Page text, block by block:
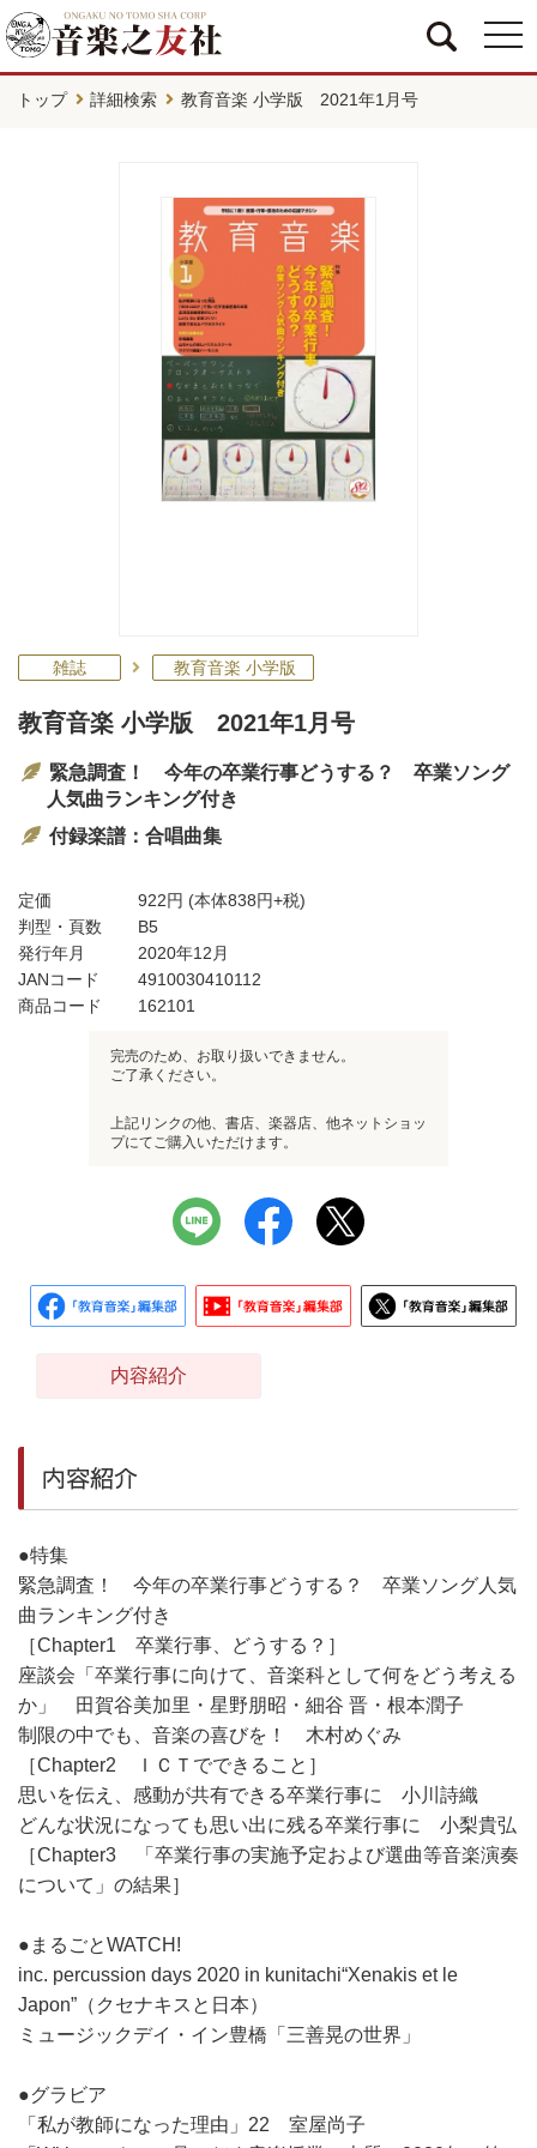
トップ 詳細検索 教育音楽 小学版 2021年1月号
雑誌 教育音楽 小学版
教育音楽 小学版 2021年1月号
緊急調査！ 今年の卒業行事どうする？ 卒業ソング
人気曲ランキング付き
付録楽譜：合唱曲集
定価 922円 (本体838円+税)
判型・頁数
B5
発行年月
2020年12月
JANコード
4910030410112
商品コード
162101
完売のため、お取り扱いできません。
ご了承ください。
上記リンクの他、書店、楽器店、他ネットショッ
プにてご購入いただけます。
内容紹介
内容紹介
●特集
緊急調査！ 今年の卒業行事どうする？ 卒業ソング人気
曲ランキング付き
［Chapter1 卒業行事、どうする？］
座談会「卒業行事に向けて、音楽科として何をどう考える
か」 田賀谷美加里・星野朋昭・細谷 晋・根本潤子
制限の中でも、音楽の喜びを！ 木村めぐみ
［Chapter2 ＩＣＴでできること］
思いを伝え、感動が共有できる卒業行事に 小川詩織
どんな状況になっても思い出に残る卒業行事に 小梨貴弘
［Chapter3 「卒業行事の実施予定および選曲等音楽演奏
について」の結果］
●まるごとWATCH!
inc. percussion days 2020 in kunitachi“Xenakis et le
Japon”（クセナキスと日本）
ミュージックデイ・イン豊橋「三善晃の世界」
●グラビア
「私が教師になった理由」22 室屋尚子